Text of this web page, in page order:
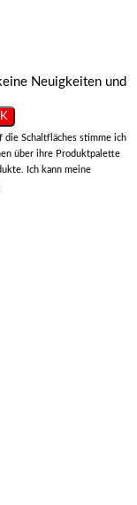
Neuigkeiten und
die Schaltfläches stimme ich
über ihre Produktpalette
Ich kann meine